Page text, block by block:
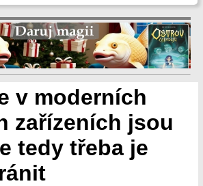
v moderních
zařízeních jsou
tedy třeba je